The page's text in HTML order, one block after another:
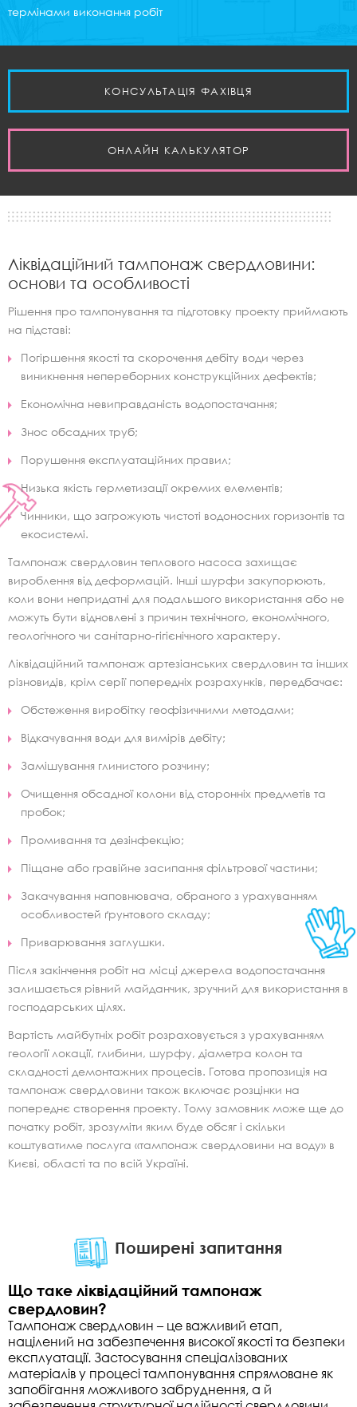
термінами виконання робіт
КОНСУЛЬТАЦІЯ ФАХІВЦЯ
ОНЛАЙН КАЛЬКУЛЯТОР
Ліквідаційний тампонаж свердловини:
основи та особливості
Рішення про тампонування та підготовку проекту приймають
на підставі:
Погіршення якості та скорочення дебіту води через
виникнення непереборних конструкційних дефектів;
Економічна невиправданість водопостачання;
Знос обсадних труб;
Порушення експлуатаційних правил;
Низька якість герметизації окремих елементів;
Чинники, що загрожують чистоті водоносних горизонтів та
екосистемі.
Тампонаж свердловин теплового насоса захищає
вироблення від деформацій. Інші шурфи закупорюють,
коли вони непридатні для подальшого використання або не
можуть бути відновлені з причин технічного, економічного,
геологічного чи санітарно-гігієнічного характеру.
Ліквідаційний тампонаж артезіанських свердловин та інших
різновидів, крім серії попередніх розрахунків, передбачає:
Обстеження виробітку геофізичними методами;
Відкачування води для вимірів дебіту;
Замішування глинистого розчину;
Очищення обсадної колони від сторонніх предметів та
пробок;
Промивання та дезінфекцію;
Піщане або гравійне засипання фільтрової частини;
Закачування наповнювача, обраного з урахуванням
особливостей ґрунтового складу;
Приварювання заглушки.
Після закінчення робіт на місці джерела водопостачання
залишається рівний майданчик, зручний для використання в
господарських цілях.
Вартість майбутніх робіт розраховується з урахуванням
геології локації, глибини, шурфу, діаметра колон та
складності демонтажних процесів. Готова пропозиція на
тампонаж свердловини також включає розцінки на
попереднє створення проекту. Тому замовник може ще до
початку робіт, зрозуміти яким буде обсяг і скільки
коштуватиме послуга «тампонаж свердловини на воду» в
Києві, ​​області та по всій Україні.
Поширені запитання
Що таке ліквідаційний тампонаж
свердловин?
Тампонаж свердловин – це важливий етап,
націлений на забезпечення високої якості та безпеки
експлуатації. Застосування спеціалізованих
матеріалів у процесі тампонування спрямоване як
запобігання можливого забруднення, а й